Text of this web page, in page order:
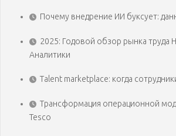
Почему внедрение ИИ буксует:
2025: Годовой обзор рынка труда
Аналитики
Talent marketplace: когда
Трансформация операционной
Tesco